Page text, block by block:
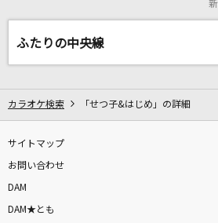
リアルタイムで歌われてい
ゆず
錠剤 (「チェンソーマン」TV
ふたりの中央線
カラオケ検索 「せつ子&はじめ」の詳細
サイトマップ
お問い合わせ
DAM
DAM★とも